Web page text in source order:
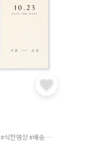
#식전영상#배송비